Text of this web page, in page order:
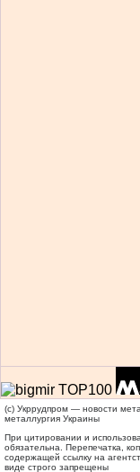
(c) Укррудпром — новости
металлургия Украины
При цитировании и
обязательна. Перепечатка,
содержащей ссылку на
виде строго запрещены